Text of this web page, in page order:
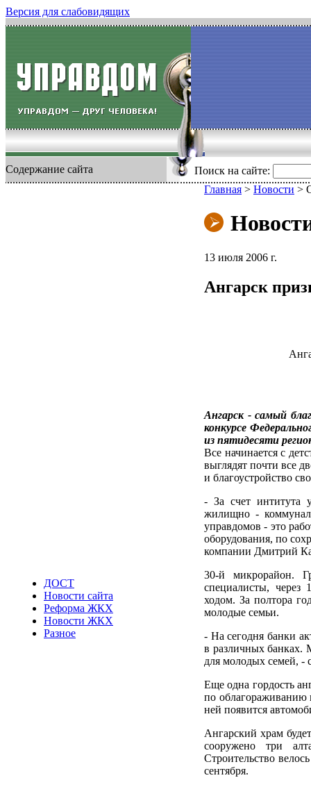
Версия для слабовидящих
Содержание сайта Поиск на сайте:
ДОСТ
Новости сайта
Реформа ЖКХ
Новости ЖКХ
Разное
Главная > Новости >
13 июля 2006 г.
Ангарск
Ангарск - самый
конкурсе
из пятидесяти
Все начинается с
выглядят почти все
и благоустройство
- За счет интитута
жилищно -
управдомов - это
оборудования, по
компании Дмитрий
30-й микрорайон.
специалисты, через
ходом. За полтора
молодые семьи.
- На сегодня банки
в различных банках.
для молодых семей, -
Еще одна гордость
по облагораживанию
ней появится
Ангарский храм
сооружено три
Строительство
сентября.